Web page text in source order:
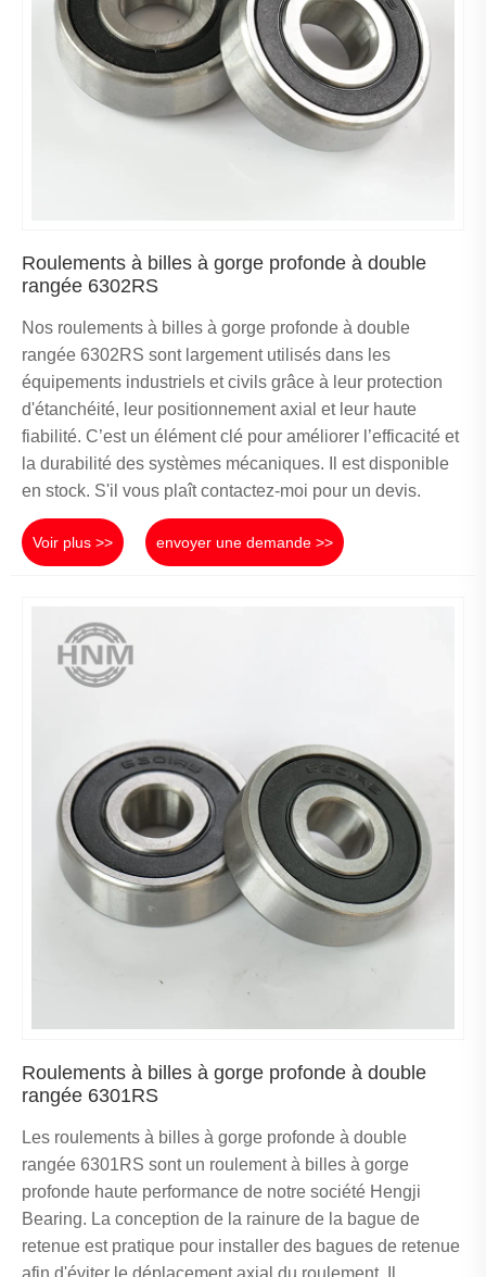
Roulements à billes à gorge profonde à double
rangée 6302RS
Nos roulements à billes à gorge profonde à double
rangée 6302RS sont largement utilisés dans les
équipements industriels et civils grâce à leur protection
d'étanchéité, leur positionnement axial et leur haute
fiabilité. C’est un élément clé pour améliorer l’efficacité et
la durabilité des systèmes mécaniques. Il est disponible
en stock. S'il vous plaît contactez-moi pour un devis.
Voir plus >> envoyer une demande >>
Roulements à billes à gorge profonde à double
rangée 6301RS
Les roulements à billes à gorge profonde à double
rangée 6301RS sont un roulement à billes à gorge
profonde haute performance de notre société Hengji
Bearing. La conception de la rainure de la bague de
retenue est pratique pour installer des bagues de retenue
afin d'éviter le déplacement axial du roulement. Il